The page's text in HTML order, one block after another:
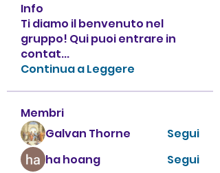
Info
Ti diamo il benvenuto nel
gruppo! Qui puoi entrare in
contat...
Continua a Leggere
Membri
Galvan Thorne
Segui
ha hoang
Segui